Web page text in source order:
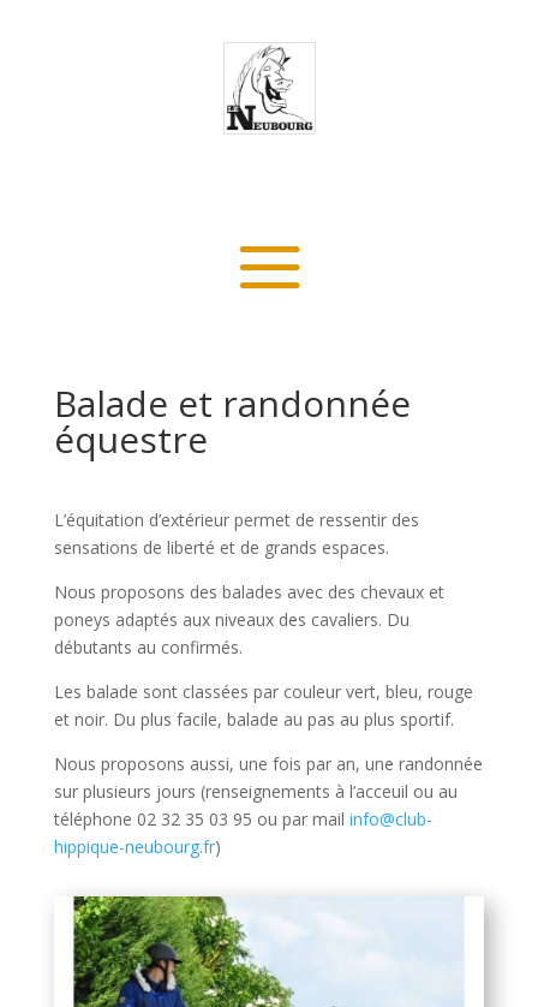
Balade et randonnée
équestre
L’équitation d’extérieur permet de ressentir des
sensations de liberté et de grands espaces.
Nous proposons des balades avec des chevaux et
poneys adaptés aux niveaux des cavaliers. Du
débutants au confirmés.
Les balade sont classées par couleur vert, bleu, rouge
et noir. Du plus facile, balade au pas au plus sportif.
Nous proposons aussi, une fois par an, une randonnée
sur plusieurs jours (renseignements à l’acceuil ou au
téléphone 02 32 35 03 95 ou par mail info@club-
hippique-neubourg.fr)